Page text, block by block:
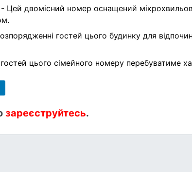
Цей двомісний номер оснащений
гостей цього будинку для
цього сімейного номеру перебуватиме
зареєструйтесь.